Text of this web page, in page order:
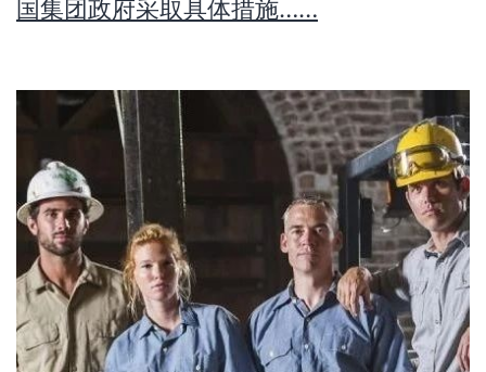
国集团政府采取具体措施……